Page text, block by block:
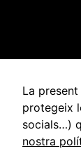
La
protegeix
socials…)
nostra